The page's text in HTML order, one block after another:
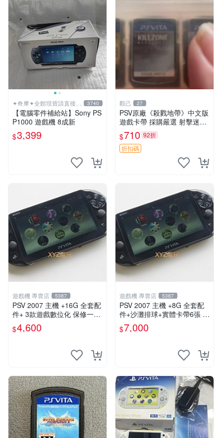
✦奇摩✦全館現貨請直接下
標
3740
【電腦零件補給站】Sony PS
P1000 遊戲機 8成新
$3,399
觀己 27
PSV原廠《殺戮地帶》中文版
遊戲卡帶 採購嚴選 射擊迷必
備 成色尚佳 插入即玩 殺戮地
帶 PSV 射擊 游戲
$710 92折
折扣碼
遊戲機 專賣店 5387
PSV 2007 主機 +16G 全套配
件+ 3款遊戲數位化 保修一年
品質有保障
$4,600
遊戲機 專賣店 5387
PSV 2007 主機 +8G 全套配
件+沙灘排球+實體卡帶6張 保
修一年 品質有保障
$7,000